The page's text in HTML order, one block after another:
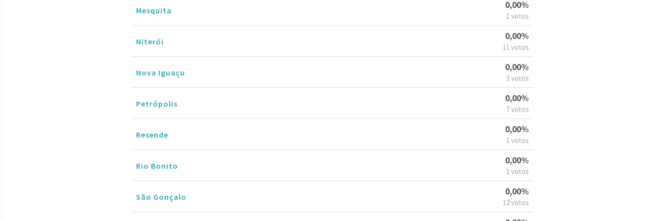
Mesquita
0,00%
1 votos
Niterói
0,00%
11 votos
Nova Iguaçu
0,00%
3 votos
Petrópolis
0,00%
7 votos
Resende
0,00%
1 votos
Rio Bonito
0,00%
1 votos
São Gonçalo
0,00%
12 votos